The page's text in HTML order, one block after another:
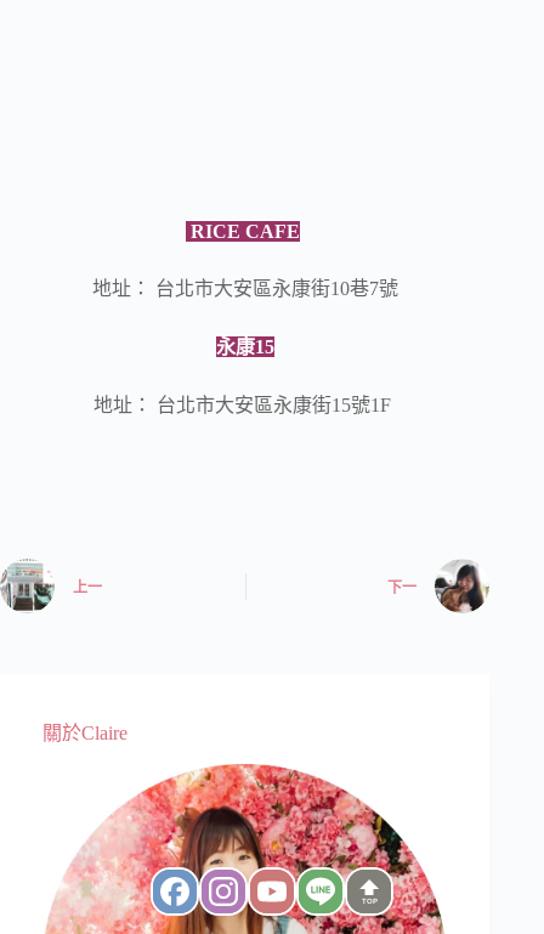
RICE CAFE
地址： 台北市大安區永康街10巷7號
永康15
地址： 台北市大安區永康街15號1F
上一 下一
關於Claire
TOP